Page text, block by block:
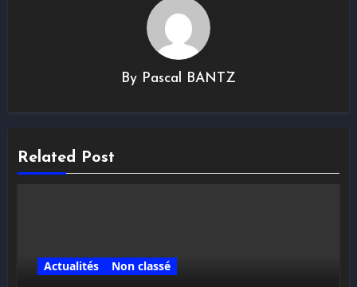
By Pascal BANTZ
Related Post
Actualités
Non classé